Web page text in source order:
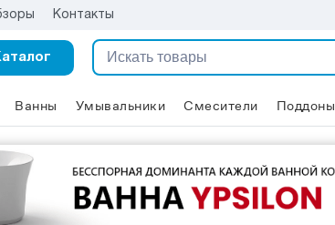
Контакты
Ванны Умывальники Смесители Поддоны